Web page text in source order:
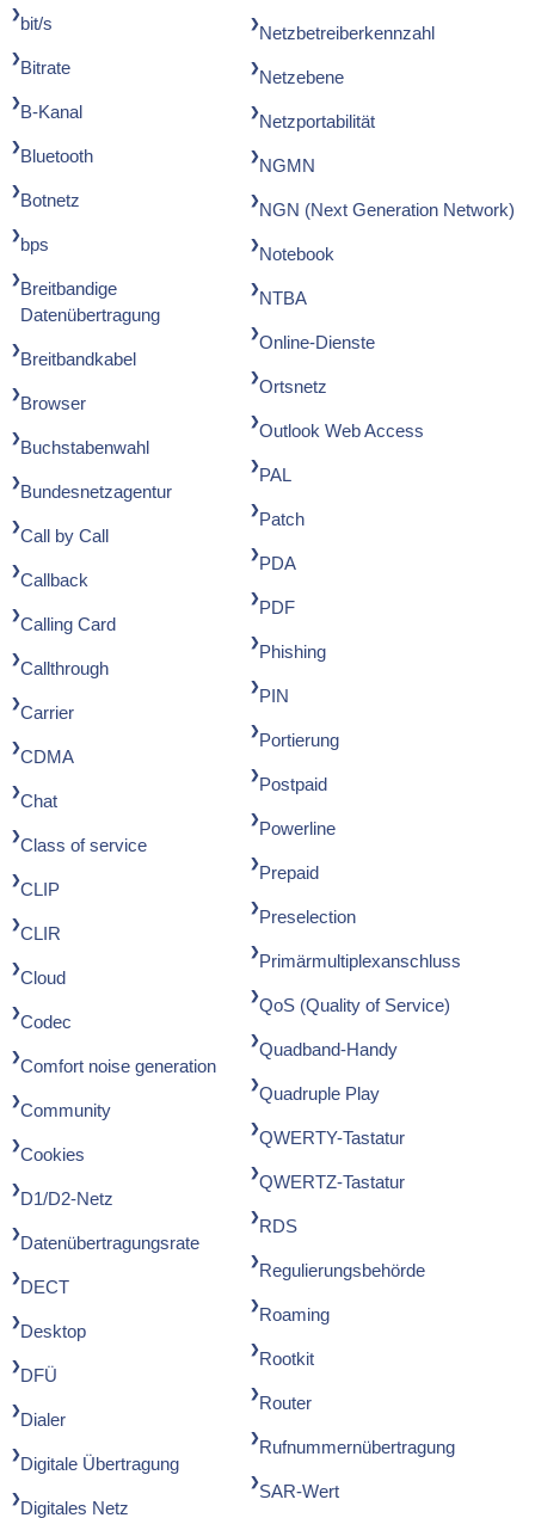
bit/s
Bitrate
B-Kanal
Bluetooth
Botnetz
bps
Breitbandige
Datenübertragung
Breitbandkabel
Browser
Buchstabenwahl
Bundesnetzagentur
Call by Call
Callback
Calling Card
Callthrough
Carrier
CDMA
Chat
Class of service
CLIP
CLIR
Cloud
Codec
Comfort noise generation
Community
Cookies
D1/D2-Netz
Datenübertragungsrate
DECT
Desktop
DFÜ
Dialer
Digitale Übertragung
Digitales Netz
Netzbetreiberkennzahl
Netzebene
Netzportabilität
NGMN
NGN (Next Generation Network)
Notebook
NTBA
Online-Dienste
Ortsnetz
Outlook Web Access
PAL
Patch
PDA
PDF
Phishing
PIN
Portierung
Postpaid
Powerline
Prepaid
Preselection
Primärmultiplexanschluss
QoS (Quality of Service)
Quadband-Handy
Quadruple Play
QWERTY-Tastatur
QWERTZ-Tastatur
RDS
Regulierungsbehörde
Roaming
Rootkit
Router
Rufnummernübertragung
SAR-Wert